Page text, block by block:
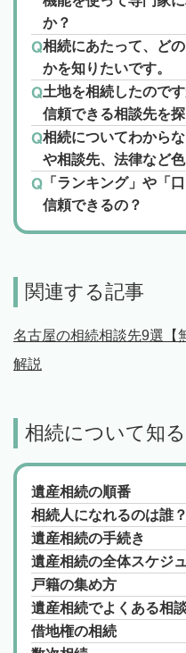
か？
相続にあたって、ど
かを知りたいです。
土地を相続したので
信頼できる相談先を探
相続についてわから
や相談先、法律など色
「ランキング」や「
信頼できるの？
関連する記事
名古屋の相続相談先9選
解説
相続について知る
遺産相続の順番
相続人になれるのは誰？
遺産相続の手続き
遺産相続の全体スケジ
戸籍の集め方
遺産相続でよくある相
借地権の相続